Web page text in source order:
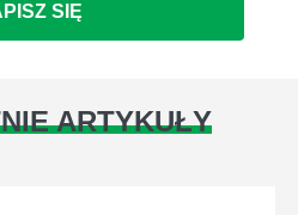
SIĘ
ARTYKUŁY